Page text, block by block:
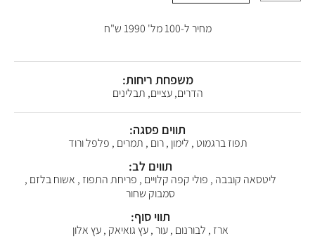
של
מחיר ל-100 מל' 1990 ש"ח
משפחת ריחות:
הדרים, עציים, תבלינים
תווים פסגה:
תפוז ברגמוט , לימון , רום , תמרים , פלפל ורוד
תווים לב:
ליטסאה קובבה , פולי קפה קלויים , פריחת התפוז , אשוח בלזם ,
סמבוק שחור
תווי סוף:
ארז , לבורנום , עור , עץ גואיאק , עץ אלון